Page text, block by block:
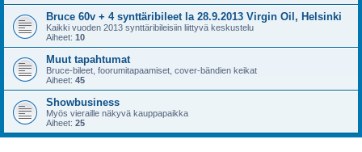
Bruce 60v + 4 synttäribileet la 28.9.2013 Virgin Oil, Helsinki
Kaikki vuoden 2013 synttäribileisiin liittyvä keskustelu
Aiheet: 10
Muut tapahtumat
Bruce-bileet, foorumitapaamiset, cover-bändien keikat
Aiheet: 45
Showbusiness
Myös vieraille näkyvä kauppapaikka
Aiheet: 25